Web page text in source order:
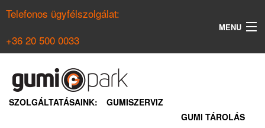
Telefonos ügyfélszolgálat:
+36 20 500 0033
MENU
NYÁRI GUMI KERESŐ
SZOLGÁLTATÁSAINK:
GUMISZERVIZ
GUMI TÁROLÁS